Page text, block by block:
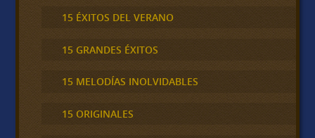
15 ÉXITOS DEL VERANO
15 GRANDES ÉXITOS
15 MELODÍAS INOLVIDABLES
15 ORIGINALES